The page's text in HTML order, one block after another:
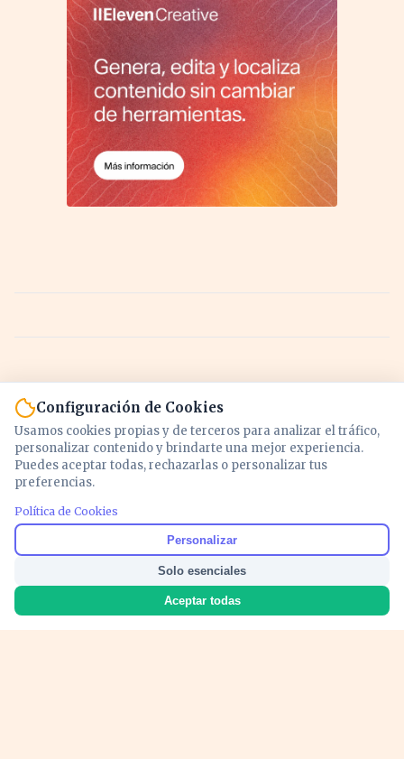
Noticias y análisis de economía, mercados,
inversión y política. Información actualizada
para entender lo que mueve tu dinero y tu
país.
Configuración de Cookies
Usamos cookies propias y de terceros para analizar el tráfico,
personalizar contenido y brindarte una mejor experiencia.
Puedes aceptar todas, rechazarlas o personalizar tus
preferencias.
Política de Cookies
Personalizar
Solo esenciales
Aceptar todas